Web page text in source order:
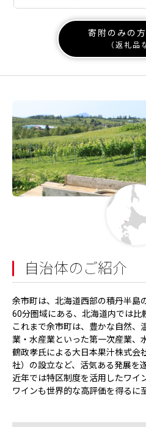
寄附のみの
（返礼品
自治体のご紹介
余市町は、北海道西部の積丹半島
60分圏域にある、北海道内では比
これまで余市町は、豊かな自然、
業・水産業といった第一次産業、
鶴政孝氏による大日本果汁株式会
社）の設立など、活気ある発展を
近年では特区制度を活用したワイ
ワインも世界的な高評価を得るに